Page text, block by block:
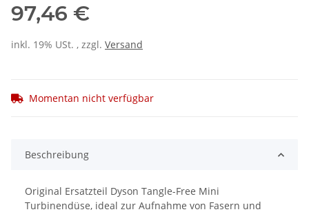
97,46 €
inkl. 19% USt. , zzgl. Versand
Momentan nicht verfügbar
Beschreibung
Original Ersatzteil Dyson Tangle-Free Mini
Turbinendüse, ideal zur Aufnahme von Fasern und